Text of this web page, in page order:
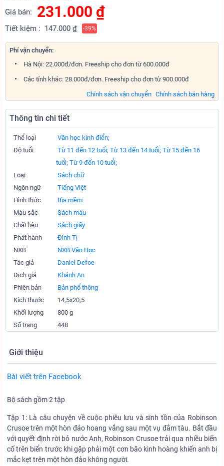
Giá bán:
231.000 ₫
Tiết kiệm : 147.000 ₫ -39%
Phí vận chuyển:
Hà Nội: 22.000đ/đơn. Freeship cho đơn từ 600.000đ
Các tỉnh khác: 28.000đ/đơn. Freeship cho đơn từ 900.000đ
Chính sách bán hàng
Chính sách vận chuyển
Thông tin chi tiết
Thể loại
Văn học kinh điển;
Độ tuổi
Từ 11 đến 12 tuổi; Từ 13 đến 14 tuổi; Từ 15 đến 16
tuổi; Từ 9 đến 10 tuổi;
Loại
Sách chữ
Ngôn ngữ
Tiếng Việt
Hình thức
Bìa mềm
Màu sắc
Sách màu
Chất liệu
Sách giấy
Phát hành
Đinh Tị
NXB
NXB Văn Học
Tác giả
Daniel Defoe
Dịch giả
Khánh An
Phiên bản
Bản phổ thông
Kích thước
14,5x20,5
Khối lượng
800 g
Số trang
448
Giới thiệu
Bài viết trên Facebook
Bộ sách gồm 2 tập
Tập 1: Là câu chuyện về cuộc phiêu lưu và sinh tồn của Robinson
Crusoe trên một hòn đảo hoang vắng sau một vụ đắm tàu. Bắt đầu
với quyết định rời bỏ nước Anh, Robinson Crusoe trải qua nhiều biến
cố trên biển trước khi gặp phải một cơn bão kinh hoàng khiến anh bị
mắc kẹt trên một hòn đảo không người.